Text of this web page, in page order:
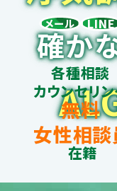
確か
メール LINE
各種相談
カウンセリ
無料
女性相談
在籍